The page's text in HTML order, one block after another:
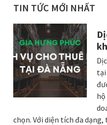
Sidebar
chính
TIN TỨC MỚI NHẤT
tại
hộ
chọn. Với diện tích đa